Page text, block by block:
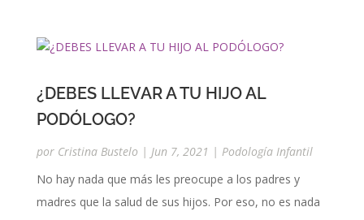
¿DEBES LLEVAR A TU HIJO AL
PODÓLOGO?
por Cristina Bustelo | Jun 7, 2021 | Podología Infantil
No hay nada que más les preocupe a los padres y
madres que la salud de sus hijos. Por eso, no es nada